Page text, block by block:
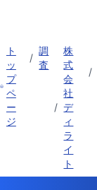
ト
ッ
プ
ペ
ー
ジ
/
調
査
/
株
式
会
社
デ
ィ
ラ
イ
ト
/